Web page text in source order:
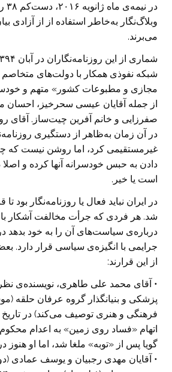
وبلاگ‌نگار به‌خاطر استفاده از از آزادی
می‌برند.
شبکه نفوذی همکار با دولت‌های
مجازی و مطبوعات کشور» متهم و
از جمله آقایان عیسی سحرخیز، احسان
صفرزایی و خانم آفرین چیت‌ساز. آقای
در آن زمان به‌ظاهر از دستگیری
غیرمستقیمی کرد، اما روشن نیست که چه
دادن به حبس خودسرانه آنها کرده و
است یا خیر.
در ایران نباید فعال یا روزنامه‌نگار بود
شد. هر فردی که جرأت مخالفت آشکار
درباره‌ی سیاست‌های آن را به خود بدهد
جرایمی با انگیزه‌ی سیاسی قرار دارد.
از این قرارند:
• آقای محمد علی طاهری، نویسنده‌ی
پزشکی و بنیانگذار گروه عرفان حلقه
اتهام «فساد روی زمین» به اعدام
گویا پس از «توبه» ملغا شد، اما او هنوز
• آقایان مهدی رجبیان و یوسف عمادی